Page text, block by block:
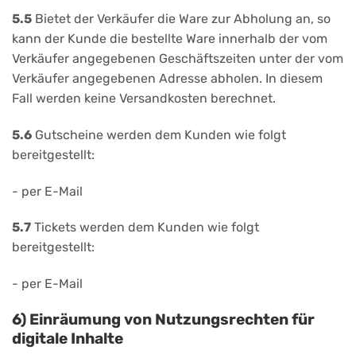
5.5 Bietet der Verkäufer die Ware zur Abholung an, so
kann der Kunde die bestellte Ware innerhalb der vom
Verkäufer angegebenen Geschäftszeiten unter der vom
Verkäufer angegebenen Adresse abholen. In diesem
Fall werden keine Versandkosten berechnet.
5.6 Gutscheine werden dem Kunden wie folgt
bereitgestellt:
- per E-Mail
5.7 Tickets werden dem Kunden wie folgt
bereitgestellt:
- per E-Mail
6) Einräumung von Nutzungsrechten für
digitale Inhalte